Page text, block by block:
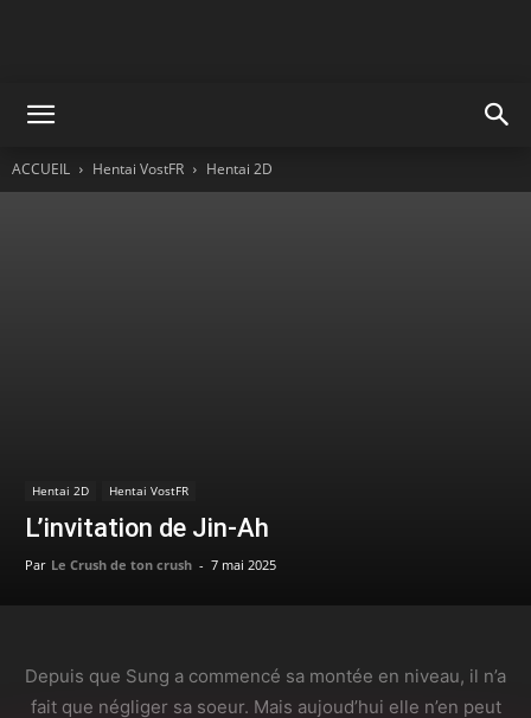
ACCUEIL Hentai VostFR Hentai 2D
Hentai 2D Hentai VostFR
L’invitation de Jin-Ah
Par Le Crush de ton crush - 7 mai 2025
Depuis que Sung a commencé sa montée en niveau, il n’a
fait que négliger sa soeur. Mais aujoud’hui elle n’en peut